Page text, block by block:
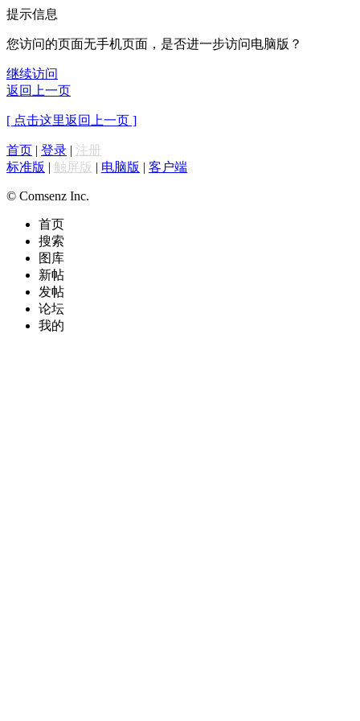
提示信息
您访问的页面无手机页面，是否进一步访问电脑版？
继续访问
返回上一页
[ 点击这里返回上一页 ]
首页 | 登录 | 注册
标准版 | 触屏版 | 电脑版 | 客户端
© Comsenz Inc.
首页
搜索
图库
新帖
发帖
论坛
我的